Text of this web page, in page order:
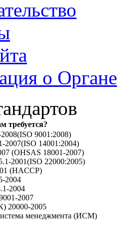
о Органе
требуется?
9001:2008)
14001:2004)
(OHSAS 18001-2007)
2001(ISO 22000:2005)
(HACCP)
2004
2004
2007
20000-2005
менеджмента (ИСМ)